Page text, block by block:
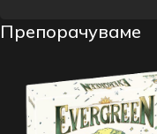
Препорачуваме